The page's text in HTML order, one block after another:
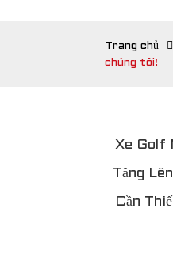
Trang chủ
chúng tôi!
Xe Golf
Tăng
Cần